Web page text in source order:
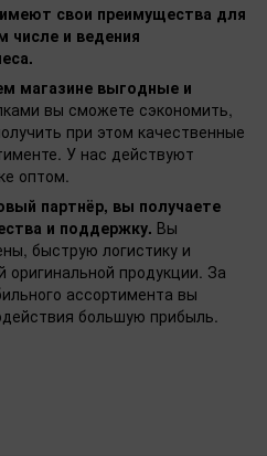
свои преимущества для
числе и ведения
магазине выгодные и
вы сможете сэкономить,
при этом качественные
У нас действуют
оптом.
партнёр, вы получаете
и поддержку. Вы
быструю логистику и
продукции. За
ассортимента вы
большую прибыль.